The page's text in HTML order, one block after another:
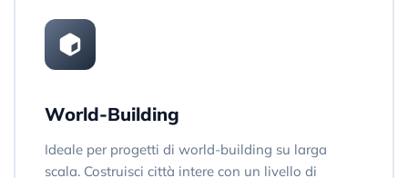
World-Building
Ideale per progetti di world-building su larga
scala. Costruisci città intere con un livello di